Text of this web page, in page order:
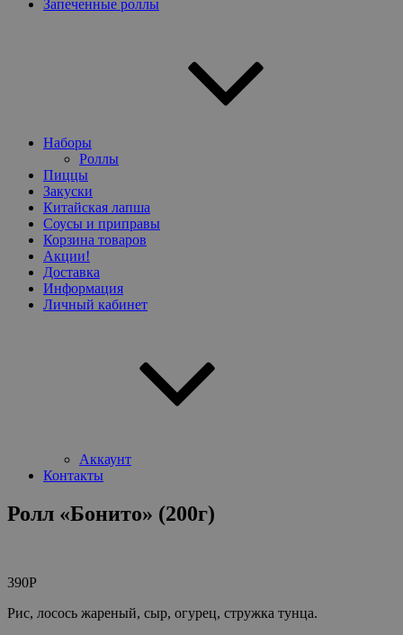
Запеченные роллы
Наборы
Роллы
Пиццы
Закуски
Китайская лапша
Соусы и приправы
Корзина товаров
Акции!
Доставка
Информация
Личный кабинет
Аккаунт
Контакты
Ролл «Бонито» (200г)
390Р
Рис, лосось жареный, сыр, огурец, стружка тунца.